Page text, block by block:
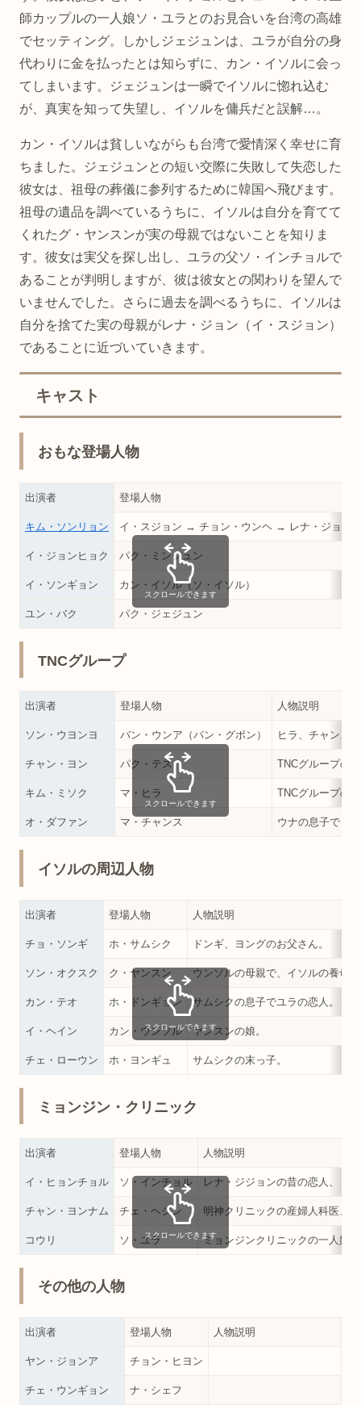
師カップルの一人娘ソ・ユラとのお見合いを台湾の高雄
でセッティング。しかしジェジュンは、ユラが自分の身
代わりに金を払ったとは知らずに、カン・イソルに会っ
てしまいます。ジェジュンは一瞬でイソルに惚れ込む
が、真実を知って失望し、イソルを傭兵だと誤解…。
カン・イソルは貧しいながらも台湾で愛情深く幸せに育
ちました。ジェジュンとの短い交際に失敗して失恋した
彼女は、祖母の葬儀に参列するために韓国へ飛びます。
祖母の遺品を調べているうちに、イソルは自分を育てて
くれたグ・ヤンスンが実の母親ではないことを知りま
す。彼女は実父を探し出し、ユラの父ソ・インチョルで
あることが判明しますが、彼は彼女との関わりを望んで
いませんでした。さらに過去を調べるうちに、イソルは
自分を捨てた実の母親がレナ・ジョン（イ・スジョン）
であることに近づいていきます。
キャスト
おもな登場人物
出演者 登場人物
キム・ソンリョン イ・スジョン → チョン・ウンヘ → レナ・ジョン
イ・ジョンヒョク パク・ミンジュン
イ・ソンギョン カン・イソル（ソ・イソル）
ユン・バク パク・ジェジュン
スクロールできます
TNCグループ
出演者 登場人物 人物説明
ソン・ウヨンヨ バン・ウンア（バン・グボン） ヒラ、チャンス
チャン・ヨン パク・テス TNCグループの
キム・ミソク マ・ヒラ TNCグループの
オ・ダファン マ・チャンス ウナの息子でミ
スクロールできます
イソルの周辺人物
出演者 登場人物 人物説明
チョ・ソンギ ホ・サムシク ドンギ、ヨングのお父さん。
ソン・オクスク ク・ヤンスン ウンソルの母親で、イソルの養母。
カン・テオ ホ・ドンギョン サムシクの息子でユラの恋人。
イ・ヘイン カン・ウンソル ヤンスンの娘。
チェ・ローウン ホ・ヨンギュ サムシクの末っ子。
スクロールできます
ミョンジン・クリニック
出演者 登場人物 人物説明
イ・ヒョンチョル ソ・インチョル レナ・ジジョンの昔の恋人、ミ
チャン・ヨンナム チェ・ヘジン 明神クリニックの産婦人科医、
コウリ ソ・ユラ ミョンジンクリニックの一人娘
スクロールできます
その他の人物
出演者 登場人物 人物説明
ヤン・ジョンア チョン・ヒヨン
チェ・ウンギョン ナ・シェフ